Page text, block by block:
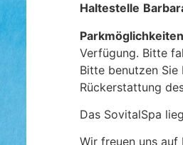
Haltestelle
Verfügung. Bitte
Bitte benutzen
Rückerstattung
Das SovitalSpa
Wir freuen uns auf